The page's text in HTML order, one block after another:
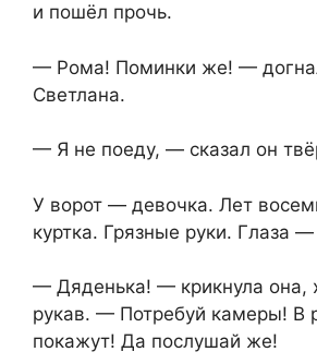
и пошёл прочь.
— Рома! Поминки же! —
Светлана.
— Я не поеду, — сказал он
У ворот — девочка. Лет
куртка. Грязные руки. Глаза —
— Дяденька! — крикнула она,
рукав. — Потребуй камеры! В
покажут! Да послушай же!